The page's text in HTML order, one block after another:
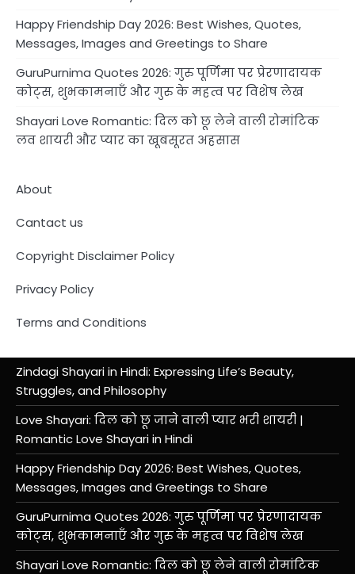
Happy Friendship Day 2026: Best Wishes, Quotes,
Messages, Images and Greetings to Share
GuruPurnima Quotes 2026: गुरु पूर्णिमा पर प्रेरणादायक
कोट्स, शुभकामनाएँ और गुरु के महत्व पर विशेष लेख
Shayari Love Romantic: दिल को छू लेने वाली रोमांटिक
लव शायरी और प्यार का खूबसूरत अहसास
About
Cantact us
Copyright Disclaimer Policy
Privacy Policy
Terms and Conditions
Zindagi Shayari in Hindi: Expressing Life’s Beauty,
Struggles, and Philosophy
Love Shayari: दिल को छू जाने वाली प्यार भरी शायरी |
Romantic Love Shayari in Hindi
Happy Friendship Day 2026: Best Wishes, Quotes,
Messages, Images and Greetings to Share
GuruPurnima Quotes 2026: गुरु पूर्णिमा पर प्रेरणादायक
कोट्स, शुभकामनाएँ और गुरु के महत्व पर विशेष लेख
Shayari Love Romantic: दिल को छू लेने वाली रोमांटिक